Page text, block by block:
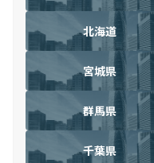
北海道
宮城県
群馬県
千葉県